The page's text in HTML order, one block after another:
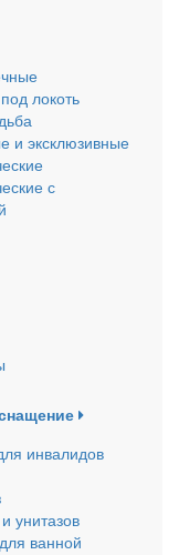
локоть
и эксклюзивные
с
инвалидов
унитазов
ванной